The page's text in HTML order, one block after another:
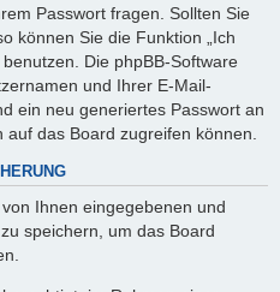
Passwort fragen. Sollten Sie
können Sie die Funktion „Ich
Die phpBB-Software
und Ihrer E-Mail-
ein neu generiertes Passwort an
das Board zugreifen können.
Ihnen eingegebenen und
speichern, um das Board